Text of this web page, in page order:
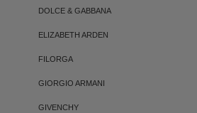
DOLCE & GABBANA
ELIZABETH ARDEN
FILORGA
GIORGIO ARMANI
GIVENCHY